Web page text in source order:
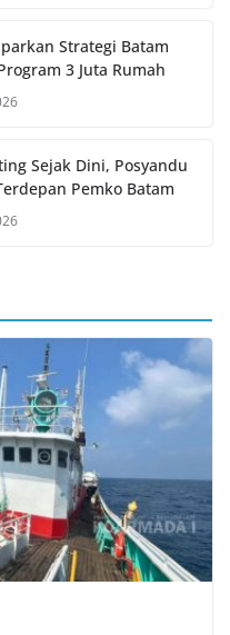
Strategi Batam
3 Juta Rumah
Sejak Dini, Posyandu
Pemko Batam